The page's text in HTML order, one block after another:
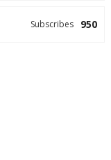
950
Subscribes